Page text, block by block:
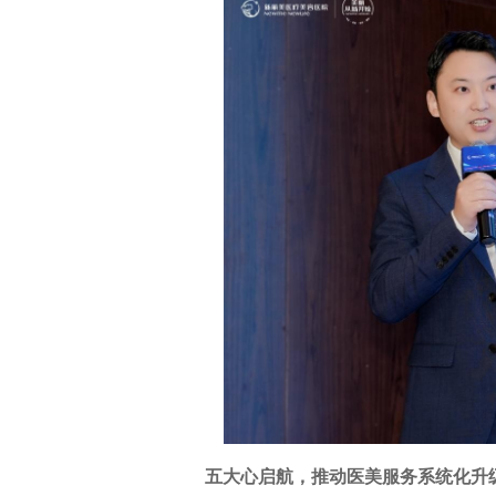
五大心启航，推动医美服务系统化升